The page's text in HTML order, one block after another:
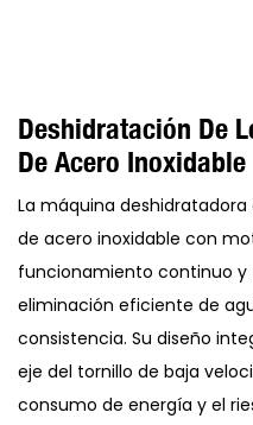
Deshidratación De
De Acero Inoxidable
La máquina
de acero inoxidable con
funcionamiento continuo y
eliminación eficiente de
consistencia. Su diseño
eje del tornillo de baja
consumo de energía y el